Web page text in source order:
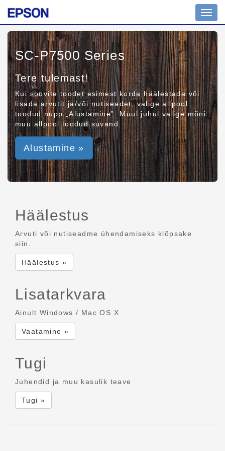
SC-P7500 Series
Tere tulemast!
Kui soovite toodet esimest korda häälestada või
lisada arvutit ja/või nutiseadet, valige allpool
toodud nupp „Alustamine”. Muul juhul valige mõni
muu allpool toodud suvand.
Alustamine »
Häälestus
Arvuti või nutiseadme ühendamiseks klõpsake
siin.
Häälestus »
Lisatarkvara
Ainult Windows / Mac OS X
Vaatamine »
Tugi
Juhendid ja muu kasulik teave
Tugi »